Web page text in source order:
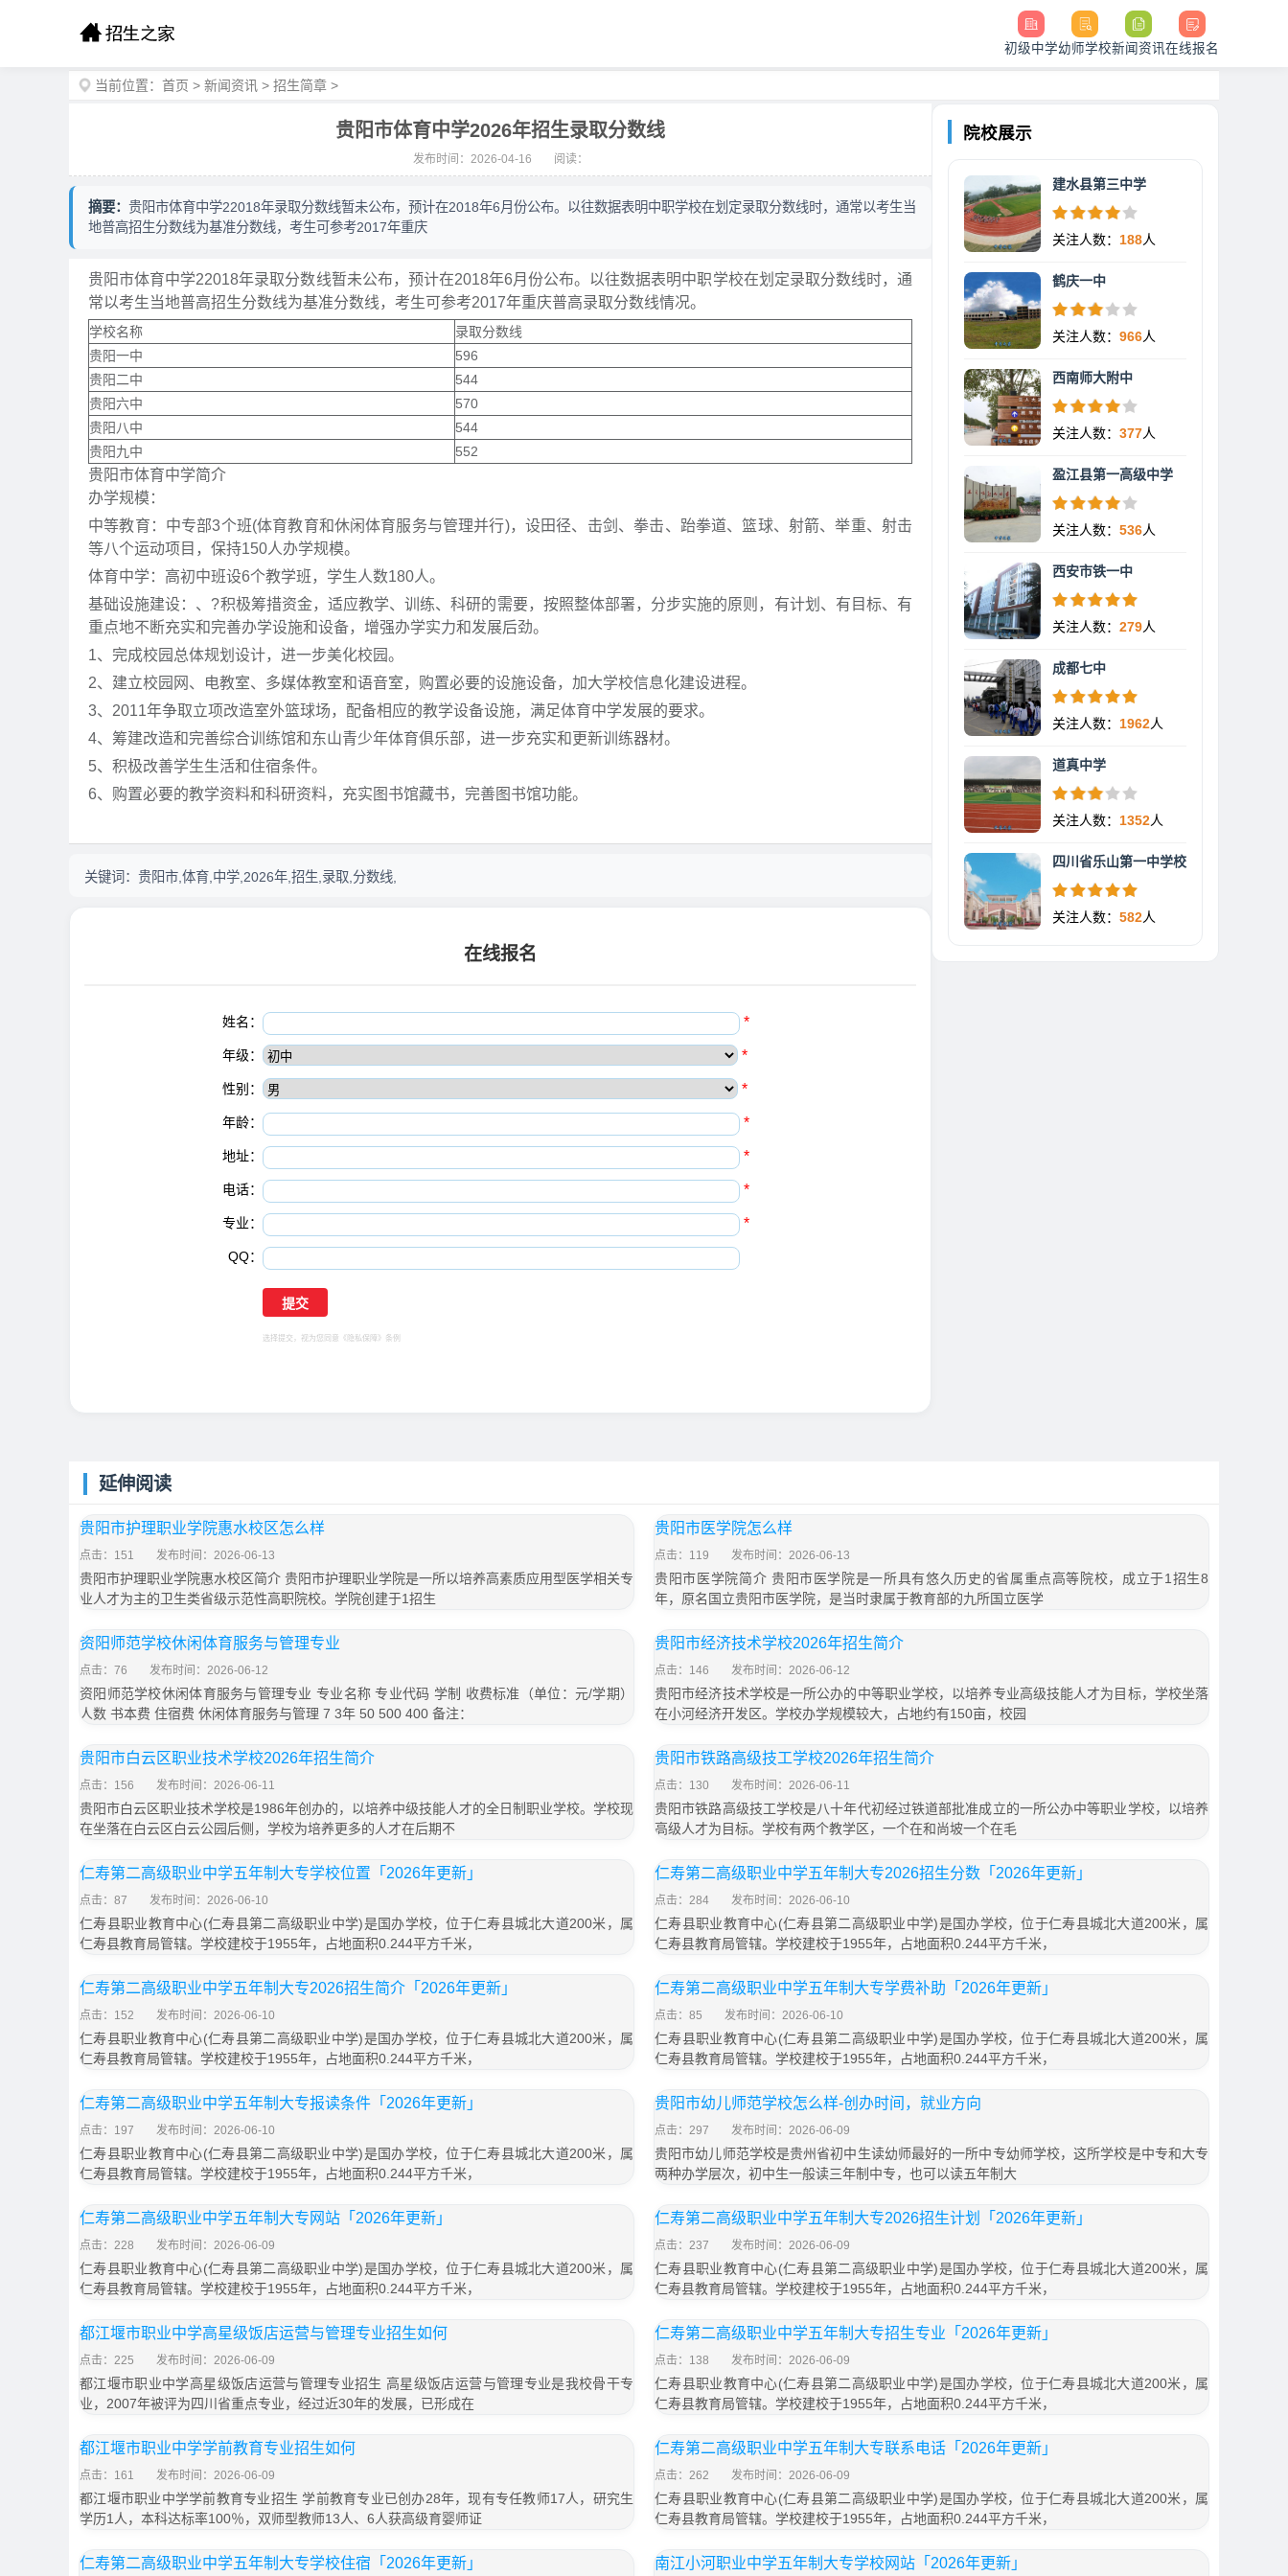
初级中学幼师学校新闻资讯在线报名
当前位置： 首页 > 新闻资讯 > 招生简章 >
贵阳市体育中学2026年招生录取分数线
发布时间：2026-04-16 阅读：
摘要： 贵阳市体育中学22018年录取分数线暂未公布，预计在2018年6月份公布。以往数据表明中职学校在划定录取分数线时，通常以考生当
地普高招生分数线为基准分数线，考生可参考2017年重庆
贵阳市体育中学22018年录取分数线暂未公布，预计在2018年6月份公布。以往数据表明中职学校在划定录取分数线时，通
常以考生当地普高招生分数线为基准分数线，考生可参考2017年重庆普高录取分数线情况。
学校名称
录取分数线
贵阳一中
596
贵阳二中
544
贵阳六中
570
贵阳八中
544
贵阳九中
552
贵阳市体育中学简介
办学规模：
中等教育：中专部3个班(体育教育和休闲体育服务与管理并行)，设田径、击剑、拳击、跆拳道、篮球、射箭、举重、射击
等八个运动项目，保持150人办学规模。
体育中学：高初中班设6个教学班，学生人数180人。
基础设施建设：、?积极筹措资金，适应教学、训练、科研的需要，按照整体部署，分步实施的原则，有计划、有目标、有
重点地不断充实和完善办学设施和设备，增强办学实力和发展后劲。
1、完成校园总体规划设计，进一步美化校园。
2、建立校园网、电教室、多媒体教室和语音室，购置必要的设施设备，加大学校信息化建设进程。
3、2011年争取立项改造室外篮球场，配备相应的教学设备设施，满足体育中学发展的要求。
4、筹建改造和完善综合训练馆和东山青少年体育俱乐部，进一步充实和更新训练器材。
5、积极改善学生生活和住宿条件。
6、购置必要的教学资料和科研资料，充实图书馆藏书，完善图书馆功能。
关键词： 贵阳市,体育,中学,2026年,招生,录取,分数线,
在线报名
姓名： *
年级： *
性别： *
年龄： *
地址： *
电话： *
专业： *
QQ：
选择提交，视为您同意 《隐私保障》 条例
院校展示
建水县第三中学
关注人数： 188人
鹤庆一中
关注人数： 966人
西南师大附中
关注人数： 377人
盈江县第一高级中学
关注人数： 536人
西安市铁一中
关注人数： 279人
成都七中
关注人数： 1962人
道真中学
关注人数： 1352人
四川省乐山第一中学校
关注人数： 582人
延伸阅读
贵阳市护理职业学院惠水校区怎么样
点击：151 发布时间：2026-06-13
贵阳市护理职业学院惠水校区简介 贵阳市护理职业学院是一所以培养高素质应用型医学相关专
业人才为主的卫生类省级示范性高职院校。学院创建于1招生
贵阳市医学院怎么样
点击：119 发布时间：2026-06-13
贵阳市医学院简介 贵阳市医学院是一所具有悠久历史的省属重点高等院校，成立于1招生8
年，原名国立贵阳市医学院，是当时隶属于教育部的九所国立医学
资阳师范学校休闲体育服务与管理专业
点击：76 发布时间：2026-06-12
资阳师范学校休闲体育服务与管理专业 专业名称 专业代码 学制 收费标准（单位：元/学期）
人数 书本费 住宿费 休闲体育服务与管理 7 3年 50 500 400 备注：
贵阳市经济技术学校2026年招生简介
点击：146 发布时间：2026-06-12
贵阳市经济技术学校是一所公办的中等职业学校，以培养专业高级技能人才为目标，学校坐落
在小河经济开发区。学校办学规模较大，占地约有150亩，校园
贵阳市白云区职业技术学校2026年招生简介
点击：156 发布时间：2026-06-11
贵阳市白云区职业技术学校是1986年创办的，以培养中级技能人才的全日制职业学校。学校现
在坐落在白云区白云公园后侧，学校为培养更多的人才在后期不
贵阳市铁路高级技工学校2026年招生简介
点击：130 发布时间：2026-06-11
贵阳市铁路高级技工学校是八十年代初经过铁道部批准成立的一所公办中等职业学校，以培养
高级人才为目标。学校有两个教学区，一个在和尚坡一个在毛
仁寿第二高级职业中学五年制大专学校位置「2026年更新」
点击：87 发布时间：2026-06-10
仁寿县职业教育中心(仁寿县第二高级职业中学)是国办学校，位于仁寿县城北大道200米，属
仁寿县教育局管辖。学校建校于1955年，占地面积0.244平方千米，
仁寿第二高级职业中学五年制大专2026招生分数「2026年更新」
点击：284 发布时间：2026-06-10
仁寿县职业教育中心(仁寿县第二高级职业中学)是国办学校，位于仁寿县城北大道200米，属
仁寿县教育局管辖。学校建校于1955年，占地面积0.244平方千米，
仁寿第二高级职业中学五年制大专2026招生简介「2026年更新」
点击：152 发布时间：2026-06-10
仁寿县职业教育中心(仁寿县第二高级职业中学)是国办学校，位于仁寿县城北大道200米，属
仁寿县教育局管辖。学校建校于1955年，占地面积0.244平方千米，
仁寿第二高级职业中学五年制大专学费补助「2026年更新」
点击：85 发布时间：2026-06-10
仁寿县职业教育中心(仁寿县第二高级职业中学)是国办学校，位于仁寿县城北大道200米，属
仁寿县教育局管辖。学校建校于1955年，占地面积0.244平方千米，
仁寿第二高级职业中学五年制大专报读条件「2026年更新」
点击：197 发布时间：2026-06-10
仁寿县职业教育中心(仁寿县第二高级职业中学)是国办学校，位于仁寿县城北大道200米，属
仁寿县教育局管辖。学校建校于1955年，占地面积0.244平方千米，
贵阳市幼儿师范学校怎么样-创办时间，就业方向
点击：297 发布时间：2026-06-09
贵阳市幼儿师范学校是贵州省初中生读幼师最好的一所中专幼师学校，这所学校是中专和大专
两种办学层次，初中生一般读三年制中专，也可以读五年制大
仁寿第二高级职业中学五年制大专网站「2026年更新」
点击：228 发布时间：2026-06-09
仁寿县职业教育中心(仁寿县第二高级职业中学)是国办学校，位于仁寿县城北大道200米，属
仁寿县教育局管辖。学校建校于1955年，占地面积0.244平方千米，
仁寿第二高级职业中学五年制大专2026招生计划「2026年更新」
点击：237 发布时间：2026-06-09
仁寿县职业教育中心(仁寿县第二高级职业中学)是国办学校，位于仁寿县城北大道200米，属
仁寿县教育局管辖。学校建校于1955年，占地面积0.244平方千米，
都江堰市职业中学高星级饭店运营与管理专业招生如何
点击：225 发布时间：2026-06-09
都江堰市职业中学高星级饭店运营与管理专业招生 高星级饭店运营与管理专业是我校骨干专
业，2007年被评为四川省重点专业，经过近30年的发展，已形成在
仁寿第二高级职业中学五年制大专招生专业「2026年更新」
点击：138 发布时间：2026-06-09
仁寿县职业教育中心(仁寿县第二高级职业中学)是国办学校，位于仁寿县城北大道200米，属
仁寿县教育局管辖。学校建校于1955年，占地面积0.244平方千米，
都江堰市职业中学学前教育专业招生如何
点击：161 发布时间：2026-06-09
都江堰市职业中学学前教育专业招生 学前教育专业已创办28年，现有专任教师17人，研究生
学历1人，本科达标率100％，双师型教师13人、6人获高级育婴师证
仁寿第二高级职业中学五年制大专联系电话「2026年更新」
点击：262 发布时间：2026-06-09
仁寿县职业教育中心(仁寿县第二高级职业中学)是国办学校，位于仁寿县城北大道200米，属
仁寿县教育局管辖。学校建校于1955年，占地面积0.244平方千米，
仁寿第二高级职业中学五年制大专学校住宿「2026年更新」 南江小河职业中学五年制大专学校网站「2026年更新」